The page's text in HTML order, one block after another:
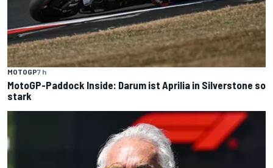
MOTOGP7 h
MotoGP-Paddock Inside: Darum ist Aprilia in Silverstone so
stark